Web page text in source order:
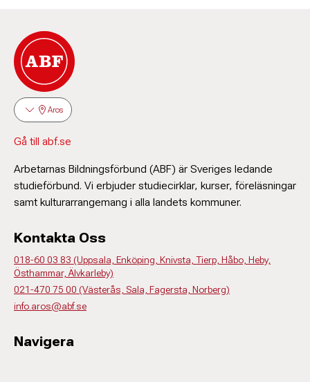
Aros
Gå till abf.se
Arbetarnas Bildningsförbund (ABF) är Sveriges ledande
studieförbund. Vi erbjuder studiecirklar, kurser, föreläsningar
samt kulturarrangemang i alla landets kommuner.
Kontakta Oss
018-60 03 83 (Uppsala, Enköping, Knivsta, Tierp, Håbo, Heby,
Östhammar, Älvkarleby)
021-470 75 00 (Västerås, Sala, Fagersta, Norberg)
info.aros@abf.se
Navigera